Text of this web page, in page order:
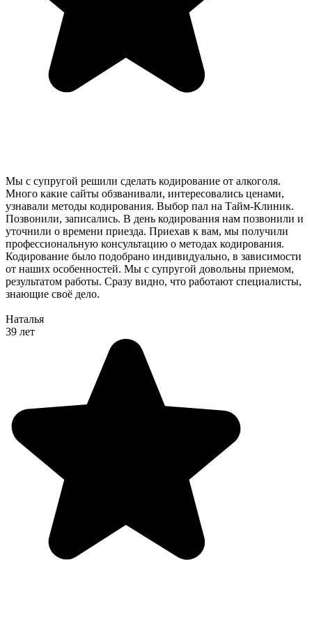
Мы с супругой решили сделать кодирование от алкоголя.
Много какие сайты обзванивали, интересовались ценами,
узнавали методы кодирования. Выбор пал на Тайм-Клиник.
Позвонили, записались. В день кодирования нам позвонили и
уточнили о времени приезда. Приехав к вам, мы получили
профессиональную консультацию о методах кодирования.
Кодирование было подобрано индивидуально, в зависимости
от наших особенностей. Мы с супругой довольны приемом,
результатом работы. Сразу видно, что работают специалисты,
знающие своё дело.
Наталья
39 лет